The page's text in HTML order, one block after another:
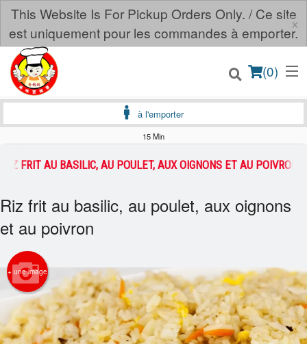
This Website Is For Pickup Orders Only. / Ce site
est uniquement pour les commandes à emporter.
×
(0)
Commander en ligne
Français
Connection
Inscription
Panier (0)
à l'emporter
15 Min
RIZ FRIT AU BASILIC, AU POULET, AUX OIGNONS ET AU POIVRON
Riz frit au basilic, au poulet, aux oignons
et au poivron
+ une image